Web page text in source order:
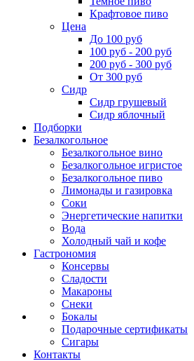
Крафтовое пиво
Цена
До 100 руб
100 руб - 200 руб
200 руб - 300 руб
От 300 руб
Сидр
Сидр грушевый
Сидр яблочный
Подборки
Безалкогольное
Безалкогольное вино
Безалкогольное игристое
Безалкогольное пиво
Лимонады и газировка
Соки
Энергетические напитки
Вода
Холодный чай и кофе
Гастрономия
Консервы
Сладости
Макароны
Снеки
Бокалы
Подарочные сертификаты
Сигары
Контакты